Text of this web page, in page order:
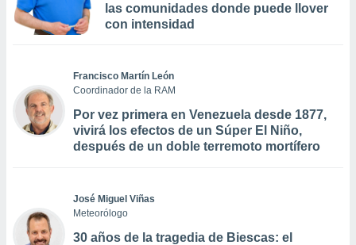
las comunidades donde puede llover
con intensidad
Francisco Martín León
Coordinador de la RAM
Por vez primera en Venezuela desde 1877,
vivirá los efectos de un Súper El Niño,
después de un doble terremoto mortífero
José Miguel Viñas
Meteorólogo
30 años de la tragedia de Biescas: el